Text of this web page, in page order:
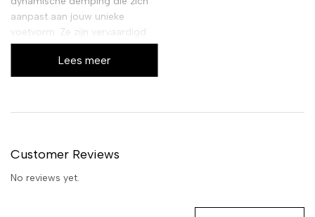
aanpast aan jouw unieke
voetvorm. Ze zijn vervaardigd
uit hoogwaardige materialen
die zorgen voor optimale
ventilatie en vochtabsorptie,
blijven. Ideaal voor dagelijks
Lees meer
Customer Reviews
No reviews yet.